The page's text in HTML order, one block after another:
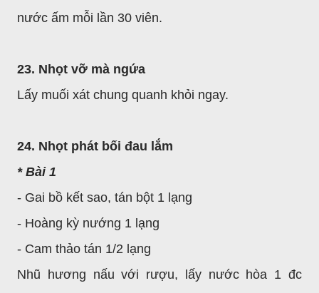
nước ấm mỗi lần 30 viên.
23. Nhọt vỡ mà ngứa
Lấy muối xát chung quanh khỏi ngay.
24. Nhọt phát bối đau lắm
* Bài 1
- Gai bồ kết sao, tán bột 1 lạng
- Hoàng kỳ nướng 1 lạng
- Cam thảo tán 1/2 lạng
Nhũ hương nấu với rượu, lấy nước hòa 1 đc